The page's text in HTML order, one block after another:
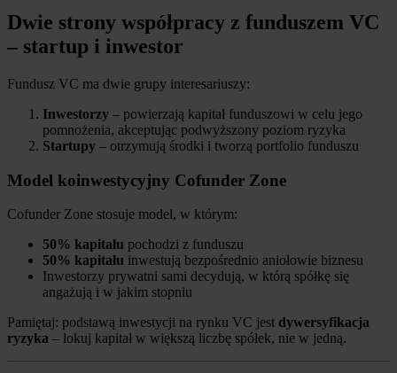
Dwie strony współpracy z funduszem VC
– startup i inwestor
Fundusz VC ma dwie grupy interesariuszy:
Inwestorzy – powierzają kapitał funduszowi w celu jego
pomnożenia, akceptując podwyższony poziom ryzyka
Startupy – otrzymują środki i tworzą portfolio funduszu
Model koinwestycyjny Cofunder Zone
Cofunder Zone stosuje model, w którym:
50% kapitału pochodzi z funduszu
50% kapitału inwestują bezpośrednio aniołowie biznesu
Inwestorzy prywatni sami decydują, w którą spółkę się
angażują i w jakim stopniu
Pamiętaj: podstawą inwestycji na rynku VC jest dywersyfikacja
ryzyka – lokuj kapitał w większą liczbę spółek, nie w jedną.